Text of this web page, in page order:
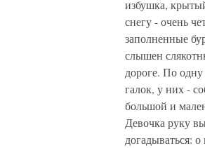
избушка,
снегу - очень
заполненные
слышен
дороге. По
галок, у них -
большой и
Девочка руку
догадываться: